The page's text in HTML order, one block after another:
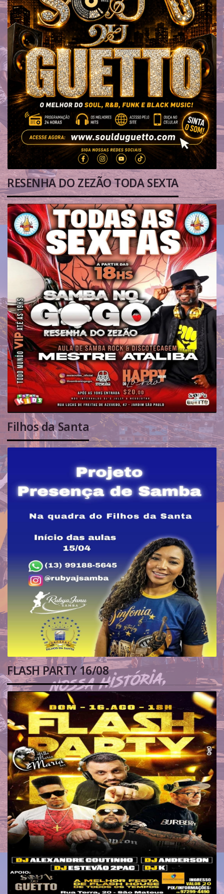
RESENHA DO ZEZÃO TODA SEXTA
Filhos da Santa
FLASH PARTY 16/08